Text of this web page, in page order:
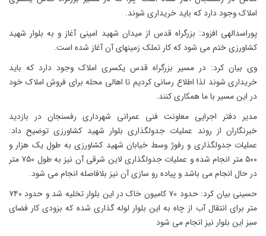
املاک وجود دارد که باید خریداری شوند.
پوراسدالهی افزود: بزرگراه قدس از میدان شهید امینی آغاز و به بلوار شهید
کشاورزی ختم می شود که کار تملک زمینهای آن آغاز شده است.
وی بیان کرد: در مسیر بزرگراه قدس یکسری املاک وجود دارد که باید
خریداری شوند لذا اطلاع رسانی کردیم تا اهالی محله برای فروش املاک خود
در این مسیر با ما همکاری کنند.
مدیر دفتر اجرایی معاونت فنی عمرانی شهرداری رفسنجان در بازدید
خبرنگاران از روند عملیات جدولگذاری بلوار شهید کشاورزی توضیح داد:
عملیات جدولگذاری و رفوژ وسط خیابان شهید کشاورزی به طول یک هزار و
۵۰۰ متر انجام شده و عملیات جدولگذاری لاین شرقی آن نیز به طول ۷۵۰ متر
در حال انجام می باشد و پیاده رو سازی آن نیز بلافاصله انجام می شود.
حسینی بیان کرد: حدود ۷۰ کامیون خاک در این بلوار تخلیه شد و حدود ۷۴۰
متر برای انتقال آب از چاه به این بلوار لوله گذاری شده که بزودی کار فضای
سبز این بلوار نیز انجام می شود